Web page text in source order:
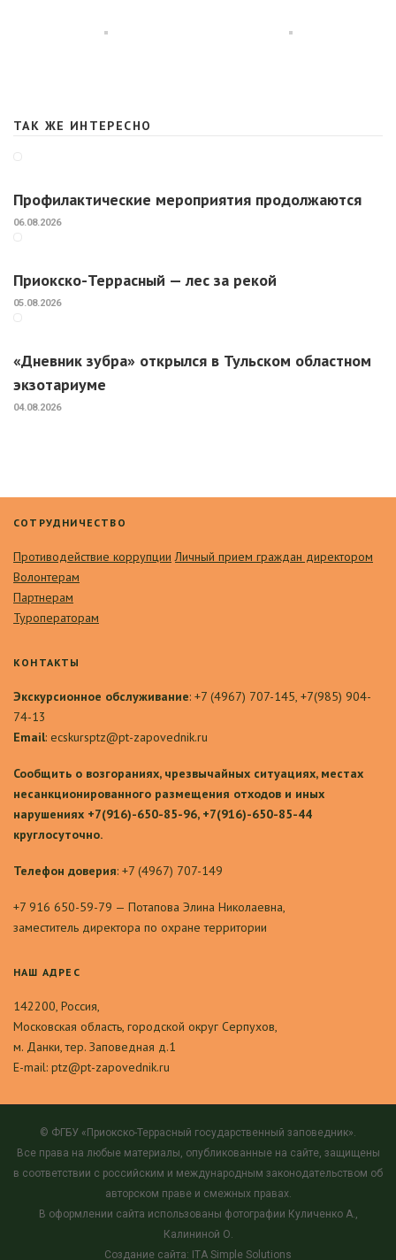
ТАК ЖЕ ИНТЕРЕСНО
Профилактические мероприятия продолжаются
06.08.2026
Приокско-Террасный — лес за рекой
05.08.2026
«Дневник зубра» открылся в Тульском областном
экзотариуме
04.08.2026
СОТРУДНИЧЕСТВО
Противодействие коррупции Личный прием граждан директором
Волонтерам
Партнерам
Туроператорам
КОНТАКТЫ
Экскурсионное обслуживание: +7 (4967) 707-145, +7(985) 904-
74-13
Email: ecskursptz@pt-zapovednik.ru
Сообщить о возгораниях, чрезвычайных ситуациях, местах
несанкционированного размещения отходов и иных
нарушениях +7(916)-650-85-96, +7(916)-650-85-44
круглосуточно.
Телефон доверия: +7 (4967) 707-149
+7 916 650-59-79 — Потапова Элина Николаевна,
заместитель директора по охране территории
НАШ АДРЕС
142200, Россия,
Московская область, городской округ Серпухов,
м. Данки, тер. Заповедная д.1
E-mail: ptz@pt-zapovednik.ru
© ФГБУ «Приокско-Террасный государственный заповедник».
Все права на любые материалы, опубликованные на сайте, защищены
в соответствии с российским и международным законодательством об
авторском праве и смежных правах.
В оформлении сайта использованы фотографии Куличенко А.,
Калининой О.
Создание сайта: ITA Simple Solutions